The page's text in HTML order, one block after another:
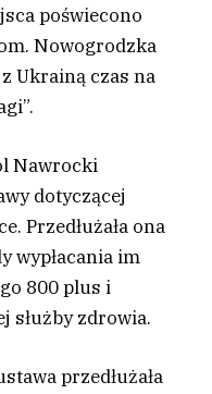
poświecono
Nowogrodzka
Ukrainą czas na
Nawrocki
dotyczącej
Przedłużała ona
wypłacania im
800 plus i
służby zdrowia.
przedłużała